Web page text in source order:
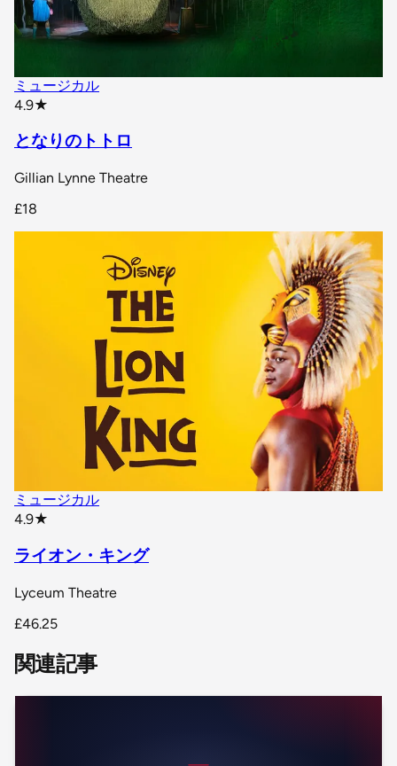
ミュージカル
4.9★
となりのトトロ
Gillian Lynne Theatre
£18
ミュージカル
4.9★
ライオン・キング
Lyceum Theatre
£46.25
関連記事